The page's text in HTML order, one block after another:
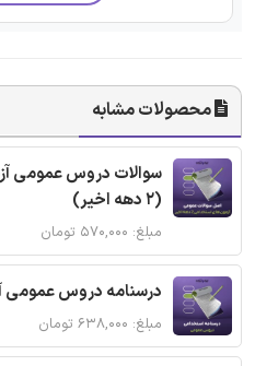
محصولات مشابه
سوالات دروس عمومی
(2 دهه اخیر)
مبلغ: ۵۷۰,۰۰۰ تومان
درسنامه دروس عمومی
مبلغ: ۶۳۸,۰۰۰ تومان